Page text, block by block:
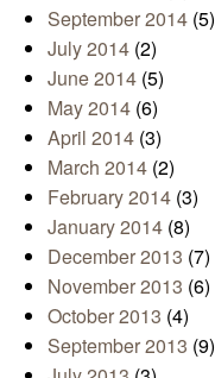
September 2014 (5)
July 2014 (2)
June 2014 (5)
May 2014 (6)
April 2014 (3)
March 2014 (2)
February 2014 (3)
January 2014 (8)
December 2013 (7)
November 2013 (6)
October 2013 (4)
September 2013 (9)